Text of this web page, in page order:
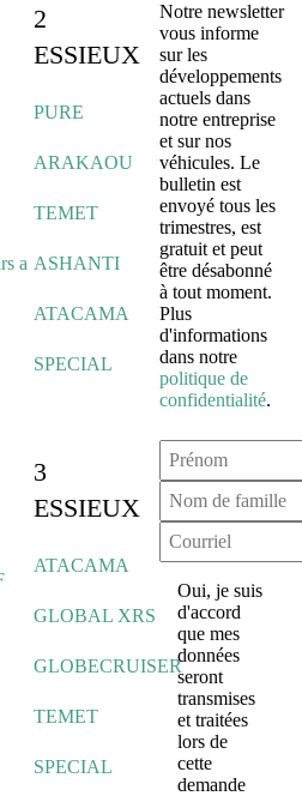
a
2
ESSIEUX
PURE
ARAKAOU
TEMET
ASHANTI
ATACAMA
SPECIAL
3
ESSIEUX
ATACAMA
GLOBAL XRS
GLOBECRUISER
TEMET
SPECIAL
Notre newsletter
vous informe
sur les
développements
actuels dans
notre entreprise
et sur nos
véhicules. Le
bulletin est
envoyé tous les
trimestres, est
gratuit et peut
être désabonné
à tout moment.
Plus
d'informations
dans notre
politique de
confidentialité.
Oui, je suis
d'accord
que mes
données
seront
transmises
et traitées
lors de
cette
demande